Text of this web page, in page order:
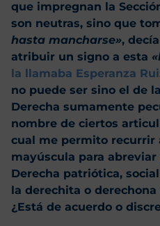
que impregnan la
son neutras, sino que
hasta mancharse»,
atribuir un signo a esta
la llamaba Esperanza
no puede ser sino el de
Derecha sumamente
nombre de ciertos
cual me permito recurrir
mayúscula para
Derecha patriótica,
la derechita o
¿Está de acuerdo o